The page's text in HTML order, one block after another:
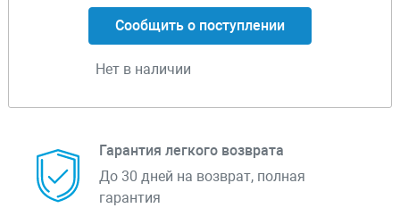
Сообщить о поступлении
Нет в наличии
Гарантия легкого возврата
До 30 дней на возврат, полная
гарантия